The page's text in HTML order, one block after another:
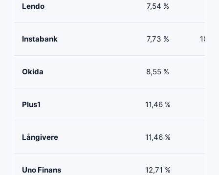
Lendo 7,54 %
Instabank 7,73 % 100
Okida 8,55 %
Plus1 11,46 %
Långivere 11,46 %
Uno Finans 12,71 %